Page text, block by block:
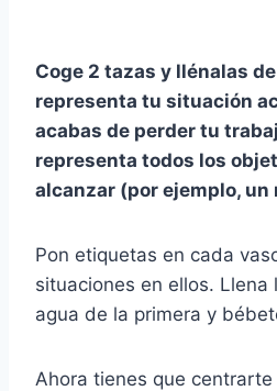
Coge 2 tazas y llénalas
representa tu situación
acabas de perder tu
representa todos los
alcanzar (por ejemplo, un
Pon etiquetas en cada
situaciones en ellos. Llena
agua de la primera y
Ahora tienes que